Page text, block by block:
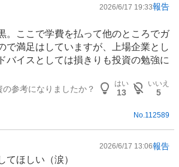
2026/6/17 19:33報告
。ここで学費を払って他のところでガ
で満足はしていますが、上場企業とし
バイスとしては損きりも投資の勉強に
の参考になりましたか？
はい
13
いいえ
5
No.112589
2026/6/17 13:06報告
ほしい（涙）